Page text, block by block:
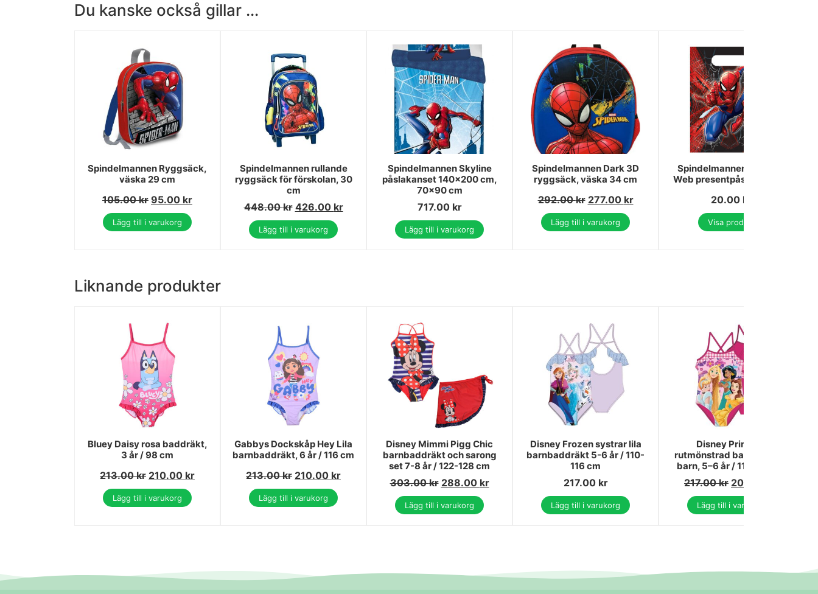
Du kanske också gillar ...
Spindelmannen Ryggsäck,
väska 29 cm
105.00kr 95.00 kr
Lägg till i varukorg
Spindelmannen rullande
ryggsäck för förskolan, 30
cm
448.00kr 426.00 kr
Lägg till i varukorg
Spindelmannen Skyline
påslakanset 140x200 cm,
70x90 cm
717.00 kr
Lägg till i varukorg
Spindelmannen Dark 3D
ryggsäck, väska 34 cm
292.00kr 277.00 kr
Lägg till i varukorg
Spindelmannen World of
Web presentpåsar, 6-pack
20.00 kr
Visa produkt
Liknande produkter
Bluey Daisy rosa baddräkt,
3 år / 98 cm
213.00kr 210.00 kr
Lägg till i varukorg
Gabbys Dockskåp Hey Lila
barnbaddräkt, 6 år / 116 cm
213.00kr 210.00 kr
Lägg till i varukorg
Disney Mimmi Pigg Chic
barnbaddräkt och sarong
set 7-8 år / 122-128 cm
303.00kr 288.00 kr
Lägg till i varukorg
Disney Frozen systrar lila
barnbaddräkt 5-6 år / 110-
116 cm
217.00 kr
Lägg till i varukorg
Disney Princess
rutmönstrad baddräkt för
barn, 5–6 år / 110–116 cm
217.00kr 206.00
Lägg till i varukorg